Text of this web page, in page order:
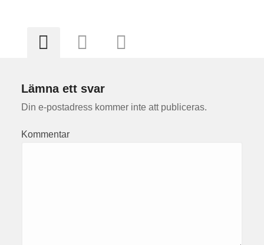
Lämna ett svar
Din e-postadress kommer inte att publiceras.
Kommentar